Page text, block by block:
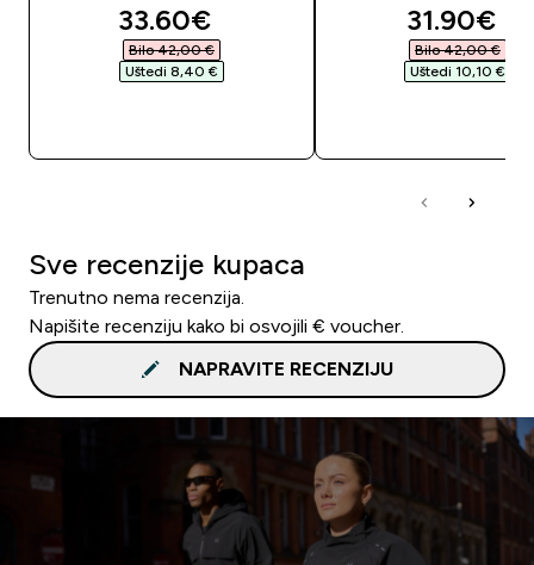
discounted price
33.60€‎
Bilo 42,00 €‎
Uštedi 8,40 €‎
31.90€‎
Bilo 42,00 €‎
Uštedi 10,10 €‎
Sve recenzije kupaca
Trenutno nema recenzija.
Napišite recenziju kako bi osvojili € voucher.
NAPRAVITE RECENZIJU